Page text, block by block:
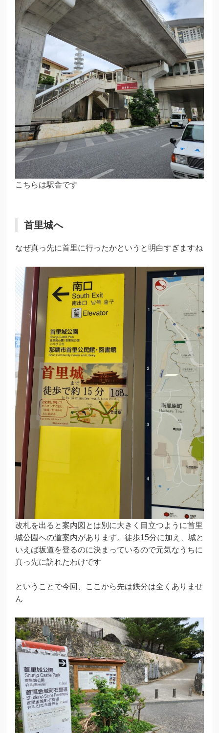
こちらは駅舎です
首里城へ
なぜ真っ先に首里に行ったかというと明白すぎますね
改札を出ると案内図とは別に大きく目立つように首里
城公園への道案内があります。徒歩15分に加え、城と
いえば坂道を登るのに決まっているので元気なうちに
真っ先に訪れたわけです
ということで今回、ここから先は鉄分は全くありませ
ん